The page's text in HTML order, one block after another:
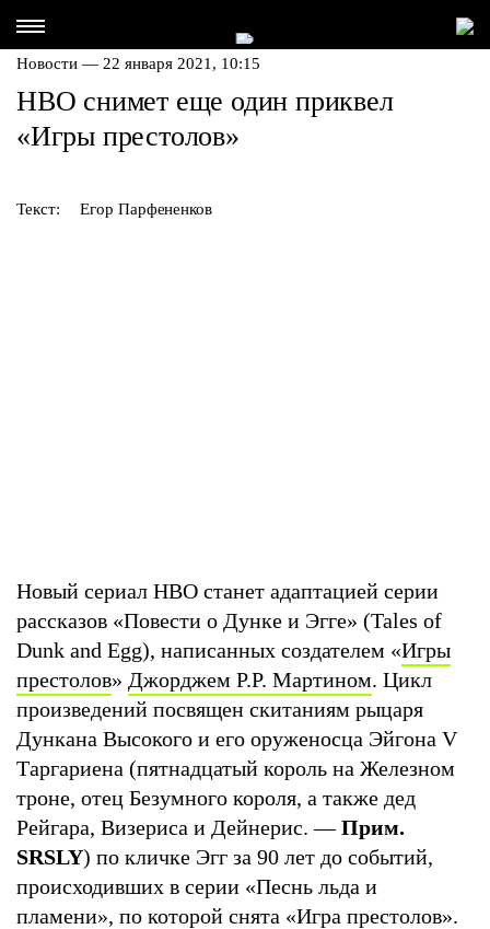
Новости — 22 января 2021, 10:15
HBO снимет еще один приквел
«Игры престолов»
Текст: Егор Парфененков
Новый сериал HBO станет адаптацией серии
рассказов «Повести о Дунке и Эгге» (Tales of
Dunk and Egg), написанных создателем «Игры
престолов» Джорджем Р.Р. Мартином. Цикл
произведений посвящен скитаниям рыцаря
Дункана Высокого и его оруженосца Эйгона V
Таргариена (пятнадцатый король на Железном
троне, отец Безумного короля, а также дед
Рейгара, Визериса и Дейнерис. —Прим.
SRSLY) по кличке Эгг за 90 лет до событий,
происходивших в серии «Песнь льда и
пламени», по которой снята «Игра престолов».